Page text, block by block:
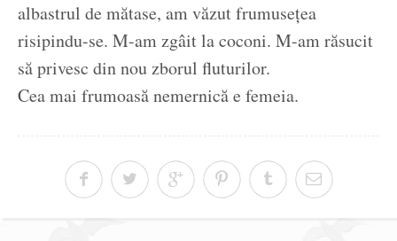
albastrul de mătase, am văzut frumusețea
risipindu-se. M-am zgâit la coconi. M-am răsucit
să privesc din nou zborul fluturilor.
Cea mai frumoasă nemernică e femeia.